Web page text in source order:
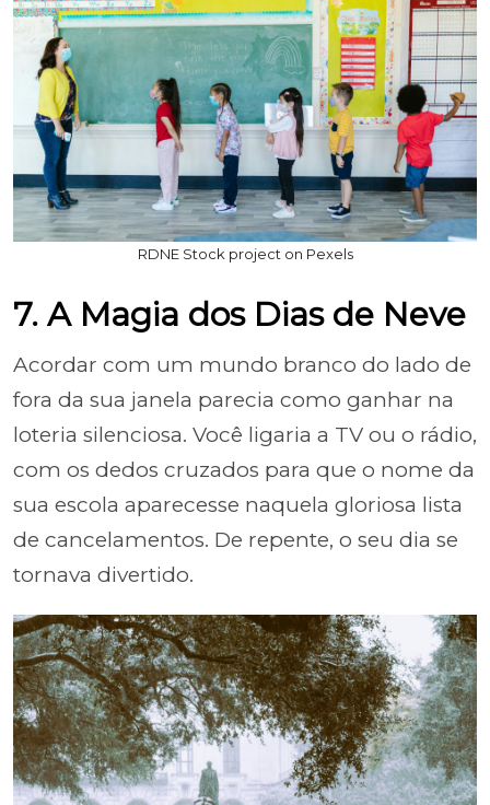
RDNE Stock project on Pexels
7. A Magia dos Dias de Neve
Acordar com um mundo branco do lado de
fora da sua janela parecia como ganhar na
loteria silenciosa. Você ligaria a TV ou o rádio,
com os dedos cruzados para que o nome da
sua escola aparecesse naquela gloriosa lista
de cancelamentos. De repente, o seu dia se
tornava divertido.